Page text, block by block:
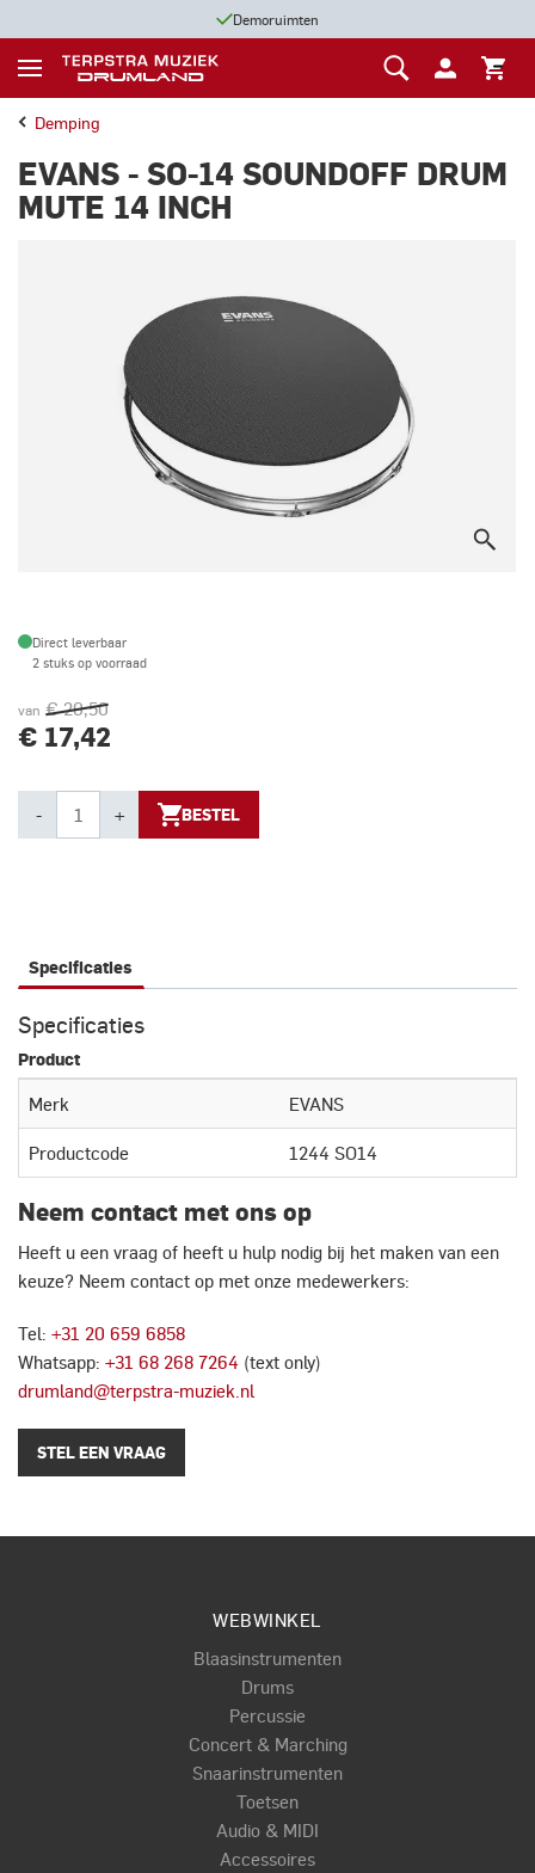
Demoruimten
Demping
EVANS - SO-14 SOUNDOFF DRUM
MUTE 14 INCH
Direct leverbaar
2 stuks op voorraad
van € 20,50
€ 17,42
- + BESTEL
Specificaties
Specificaties
Product
Merk EVANS
Productcode 1244 SO14
Neem contact met ons op
Heeft u een vraag of heeft u hulp nodig bij het maken van een
keuze? Neem contact op met onze medewerkers:
Tel: +31 20 659 6858
Whatsapp: +31 68 268 7264 (text only)
drumland@terpstra-muziek.nl
STEL EEN VRAAG
WEBWINKEL
Blaasinstrumenten
Drums
Percussie
Concert & Marching
Snaarinstrumenten
Toetsen
Audio & MIDI
Accessoires